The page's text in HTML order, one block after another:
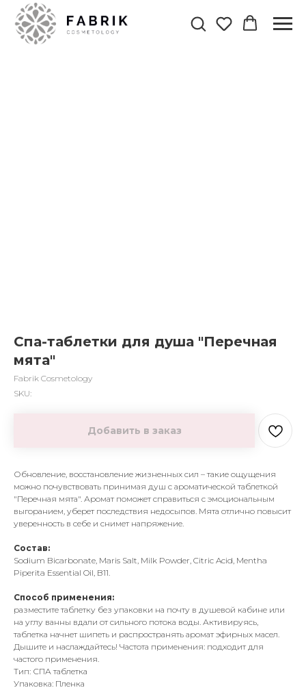
Спа-таблетки для душа "Перечная
мята"
Fabrik Cosmetology
SKU:
Добавить в заказ
Обновление, восстановление жизненных сил – такие ощущения
можно почувствовать принимая душ с ароматической таблеткой
"Перечная мята". Аромат поможет справиться с эмоциональным
выгоранием, уберет последствия недосыпов. Мята отлично повысит
уверенность в себе и снимет напряжение.
Состав:
Sodium Bicarbonate, Maris Salt, Milk Powder, Citric Acid, Mentha
Piperita Essential Oil, B11.
Способ применения:
разместите таблетку без упаковки на почту в душевой кабине или
на углу ванны вдали от сильного потока воды. Активируясь,
таблетка начнет шипеть и распространять аромат эфирных масел.
Дышите и наслаждайтесь! Частота применения: подходит для
частого применения.
Тип: СПА таблетка
Упаковка: Пленка